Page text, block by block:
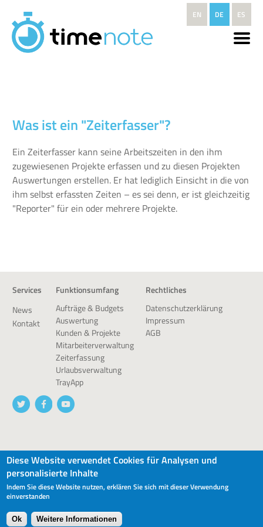
EN DE ES
Was ist ein "Zeiterfasser"?
Ein Zeiterfasser kann seine Arbeitszeiten in den ihm
zugewiesenen Projekte erfassen und zu diesen Projekten
Auswertungen erstellen. Er hat lediglich Einsicht in die von
ihm selbst erfassten Zeiten – es sei denn, er ist gleichzeitig
"Reporter" für ein oder mehrere Projekte.
Services
News
Kontakt
Funktionsumfang
Aufträge & Budgets
Auswertung
Kunden & Projekte
Mitarbeiterverwaltung
Zeiterfassung
Urlaubsverwaltung
TrayApp
Rechtliches
Datenschutzerklärung
Impressum
AGB
© 2026 devworx GmbH & Co.KG
Diese Website verwendet Cookies für Analysen und
personalisierte Inhalte
Indem Sie diese Website nutzen, erklären Sie sich mit dieser Verwendung
einverstanden
Ok Weitere Informationen